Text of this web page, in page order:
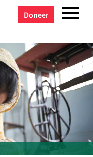
Doneer